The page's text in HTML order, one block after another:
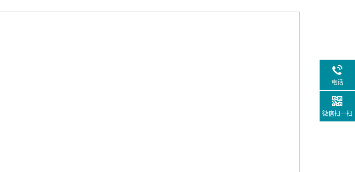
电话
微信扫一扫